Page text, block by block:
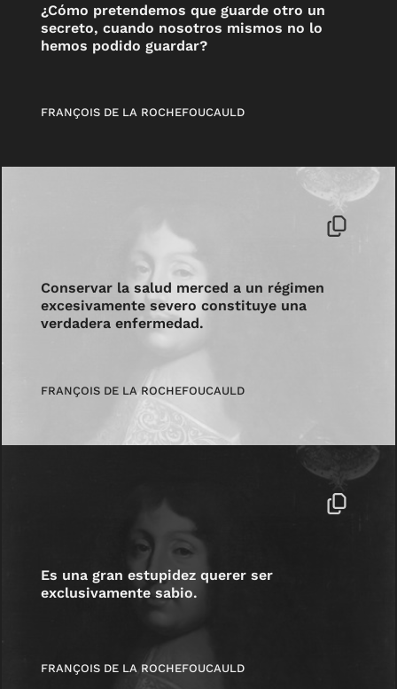
¿Cómo pretendemos que guarde otro un
secreto, cuando nosotros mismos no lo
hemos podido guardar?
FRANÇOIS DE LA ROCHEFOUCAULD
Conservar la salud merced a un régimen
excesivamente severo constituye una
verdadera enfermedad.
FRANÇOIS DE LA ROCHEFOUCAULD
Es una gran estupidez querer ser
exclusivamente sabio.
FRANÇOIS DE LA ROCHEFOUCAULD